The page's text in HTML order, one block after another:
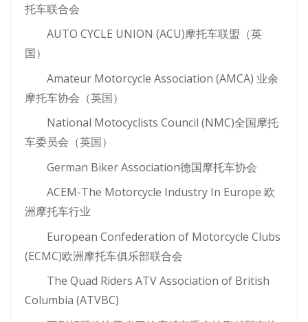
托车联合会
AUTO CYCLE UNION (ACU)摩托车联盟（英
国）
Amateur Motorcycle Association (AMCA) 业余
摩托车协会（英国）
National Motocyclists Council (NMC)全国摩托
车委员会（英国）
German Biker Association德国摩托车协会
ACEM-The Motorcycle Industry In Europe 欧
洲摩托车行业
European Confederation of Motorcycle Clubs
(ECMC)欧洲摩托车俱乐部联合会
The Quad Riders ATV Association of British
Columbia (ATVBC)